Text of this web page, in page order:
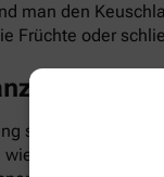
man den
Früchte oder
sind die reifen
Flavonoide,